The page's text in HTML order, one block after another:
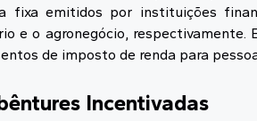
fixa emitidos por instituições
e o agronegócio, respectivamente.
de imposto de renda para
Incentivadas